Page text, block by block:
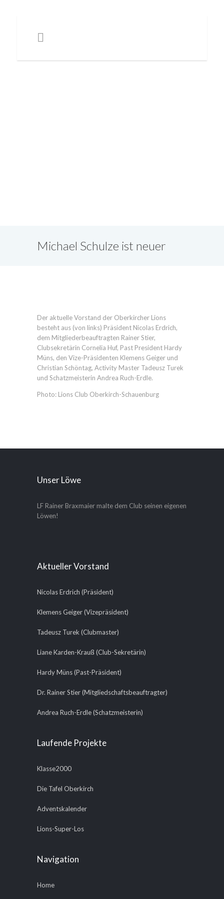
Michael Schulze ist neuer
Der aktuelle Vorstand der Oberkircher Lions
besteht aus (von links) Präsident Nicolas Erdrich,
dem Mitgliederbeauftragten Rainer Stier,
Clubsekretärin Cornelia Huf, Past President Hardy
Müns, den Vize-Präsidenten Klemens Geiger und
Christian Schöntag, Activity Master Tadeusz Turek
und Schatzmeisterin Andrea Ruch-Erdle.
Photo: Lions Club Oberkirch-Schauenburg
Unser Löwe
LF Rainer Braxmaier malte dem Club seinen eigenen
Löwen!
Aktueller Vorstand
Nicolas Erdrich (Präsident)
Klemens Geiger (Vizepräsident)
Tadeusz Turek (Clubmaster)
Liane Karden-Krauß (Club-Sekretärin)
Hardy Müns (Past-Präsident)
Dr. Rainer Stier (Mitgliedschaftsbeauftragter)
Andrea Ruch-Erdle (Schatzmeisterin)
Laufende Projekte
Klasse2000
Die Tafel Oberkirch
Adventskalender
Lions-Super-Los
Navigation
Home